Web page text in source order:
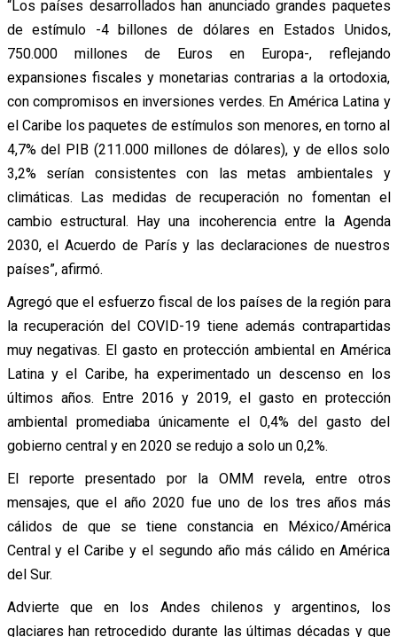
“Los países desarrollados han anunciado grandes paquetes
de estímulo -4 billones de dólares en Estados Unidos,
750.000 millones de Euros en Europa-, reflejando
expansiones fiscales y monetarias contrarias a la ortodoxia,
con compromisos en inversiones verdes. En América Latina y
el Caribe los paquetes de estímulos son menores, en torno al
4,7% del PIB (211.000 millones de dólares), y de ellos solo
3,2% serían consistentes con las metas ambientales y
climáticas. Las medidas de recuperación no fomentan el
cambio estructural. Hay una incoherencia entre la Agenda
2030, el Acuerdo de París y las declaraciones de nuestros
países”, afirmó.
Agregó que el esfuerzo fiscal de los países de la región para
la recuperación del COVID-19 tiene además contrapartidas
muy negativas. El gasto en protección ambiental en América
Latina y el Caribe, ha experimentado un descenso en los
últimos años. Entre 2016 y 2019, el gasto en protección
ambiental promediaba únicamente el 0,4% del gasto del
gobierno central y en 2020 se redujo a solo un 0,2%.
El reporte presentado por la OMM revela, entre otros
mensajes, que el año 2020 fue uno de los tres años más
cálidos de que se tiene constancia en México/América
Central y el Caribe y el segundo año más cálido en América
del Sur.
Advierte que en los Andes chilenos y argentinos, los
glaciares han retrocedido durante las últimas décadas y que